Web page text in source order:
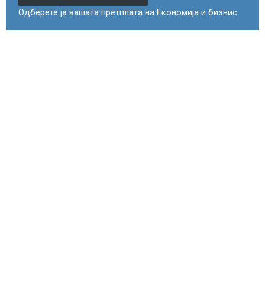
Одберете ја вашата претплата на Економија и бизнис